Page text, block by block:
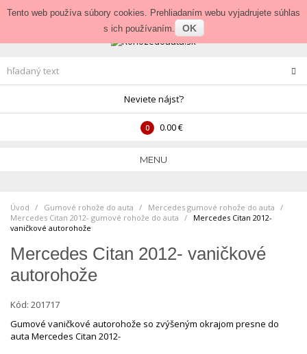
Prihlásenie • Veľkoobchod
Neviete nájsť?
0 0.00 €
MENU
Úvod Gumové rohože do auta Mercedes gumové rohože do auta
Mercedes Citan 2012- gumové rohože do auta
Mercedes Citan 2012-
vaničkové autorohože
Mercedes Citan 2012- vaničkové
autorohože
Kód: 201717
Gumové vaničkové autorohože so zvýšeným okrajom presne do
auta Mercedes Citan 2012-
Tento web používa súbory cookies. Prehliadaním webu vyjadrujete súhlas
s ich používaním.
OK